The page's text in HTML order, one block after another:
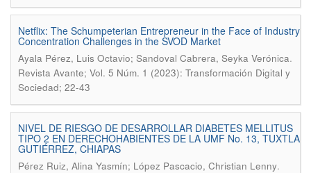
Netflix: The Schumpeterian Entrepreneur in the Face of Industry
Concentration Challenges in the SVOD Market
Ayala Pérez, Luis Octavio; Sandoval Cabrera, Seyka Verónica.
Revista Avante; Vol. 5 Núm. 1 (2023): Transformación Digital y
Sociedad; 22-43
NIVEL DE RIESGO DE DESARROLLAR DIABETES MELLITUS
TIPO 2 EN DERECHOHABIENTES DE LA UMF No. 13, TUXTLA
GUTIÉRREZ, CHIAPAS
Pérez Ruiz, Alina Yasmín; López Pascacio, Christian Lenny.